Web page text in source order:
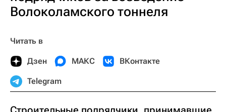
Волоколамского тоннеля
Читать в
Дзен МАКС ВКонтакте
Telegram